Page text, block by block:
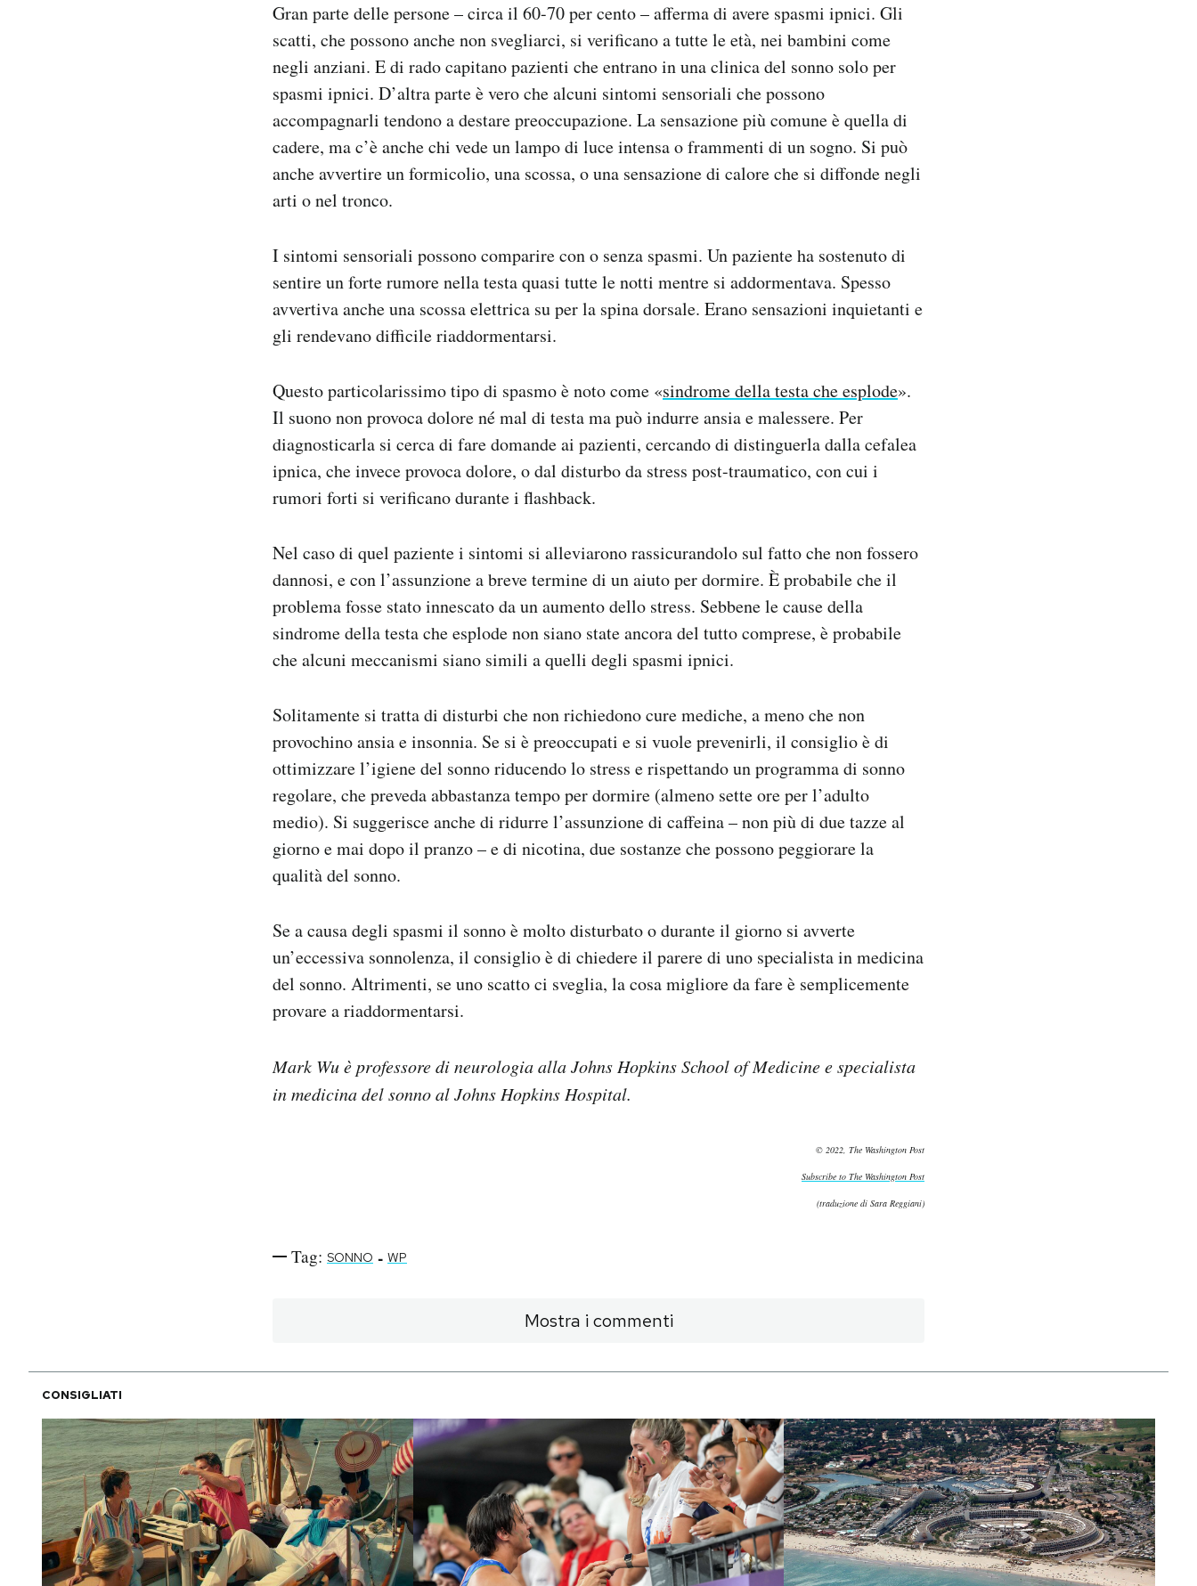
Gran parte delle persone – circa il 60-70 per cento – afferma di avere spasmi ipnici. Gli
scatti, che possono anche non svegliarci, si verificano a tutte le età, nei bambini come
negli anziani. E di rado capitano pazienti che entrano in una clinica del sonno solo per
spasmi ipnici. D’altra parte è vero che alcuni sintomi sensoriali che possono
accompagnarli tendono a destare preoccupazione. La sensazione più comune è quella di
cadere, ma c’è anche chi vede un lampo di luce intensa o frammenti di un sogno. Si può
anche avvertire un formicolio, una scossa, o una sensazione di calore che si diffonde negli
arti o nel tronco.
I sintomi sensoriali possono comparire con o senza spasmi. Un paziente ha sostenuto di
sentire un forte rumore nella testa quasi tutte le notti mentre si addormentava. Spesso
avvertiva anche una scossa elettrica su per la spina dorsale. Erano sensazioni inquietanti e
gli rendevano difficile riaddormentarsi.
Questo particolarissimo tipo di spasmo è noto come «sindrome della testa che esplode».
Il suono non provoca dolore né mal di testa ma può indurre ansia e malessere. Per
diagnosticarla si cerca di fare domande ai pazienti, cercando di distinguerla dalla cefalea
ipnica, che invece provoca dolore, o dal disturbo da stress post-traumatico, con cui i
rumori forti si verificano durante i flashback.
Nel caso di quel paziente i sintomi si alleviarono rassicurandolo sul fatto che non fossero
dannosi, e con l’assunzione a breve termine di un aiuto per dormire. È probabile che il
problema fosse stato innescato da un aumento dello stress. Sebbene le cause della
sindrome della testa che esplode non siano state ancora del tutto comprese, è probabile
che alcuni meccanismi siano simili a quelli degli spasmi ipnici.
Solitamente si tratta di disturbi che non richiedono cure mediche, a meno che non
provochino ansia e insonnia. Se si è preoccupati e si vuole prevenirli, il consiglio è di
ottimizzare l’igiene del sonno riducendo lo stress e rispettando un programma di sonno
regolare, che preveda abbastanza tempo per dormire (almeno sette ore per l’adulto
medio). Si suggerisce anche di ridurre l’assunzione di caffeina – non più di due tazze al
giorno e mai dopo il pranzo – e di nicotina, due sostanze che possono peggiorare la
qualità del sonno.
Se a causa degli spasmi il sonno è molto disturbato o durante il giorno si avverte
un’eccessiva sonnolenza, il consiglio è di chiedere il parere di uno specialista in medicina
del sonno. Altrimenti, se uno scatto ci sveglia, la cosa migliore da fare è semplicemente
provare a riaddormentarsi.
Mark Wu è professore di neurologia alla Johns Hopkins School of Medicine e specialista
in medicina del sonno al Johns Hopkins Hospital.
© 2022, The Washington Post
Subscribe to The Washington Post
(traduzione di Sara Reggiani)
Tag: SONNO - WP
Mostra i commenti
CONSIGLIATI